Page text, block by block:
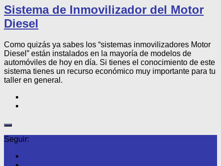
Sistema de Inmovilizador del Motor
Diesel
Como quizás ya sabes los “sistemas inmovilizadores Motor
Diesel” están instalados en la mayoría de modelos de
automóviles de hoy en día. Si tienes el conocimiento de este
sistema tienes un recurso económico muy importante para tu
taller en general.
Seguir: